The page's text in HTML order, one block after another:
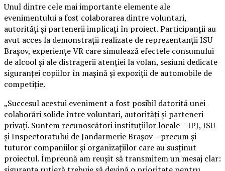
Unul dintre cele mai importante elemente ale
evenimentului a fost colaborarea dintre voluntari,
autorități și partenerii implicați în proiect. Participanții au
avut acces la demonstrații realizate de reprezentanții ISU
Brașov, experiențe VR care simulează efectele consumului
de alcool și ale distragerii atenției la volan, sesiuni dedicate
siguranței copiilor în mașină și expoziții de automobile de
competiție.
„Succesul acestui eveniment a fost posibil datorită unei
colaborări solide între voluntari, autorități și parteneri
privați. Suntem recunoscători instituțiilor locale – IPJ, ISU
și Inspectoratului de Jandarmerie Brașov – precum și
tuturor companiilor și organizațiilor care au susținut
proiectul. Împreună am reușit să transmitem un mesaj clar: